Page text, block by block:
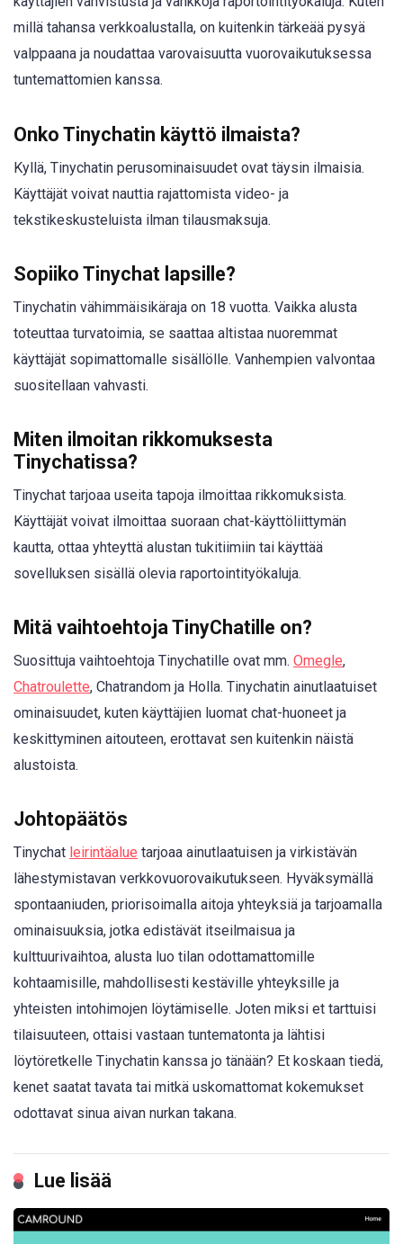
millä tahansa verkkoalustalla, on kuitenkin tärkeää pysyä
valppaana ja noudattaa varovaisuutta vuorovaikutuksessa
tuntemattomien kanssa.
Onko Tinychatin käyttö ilmaista?
Kyllä, Tinychatin perusominaisuudet ovat täysin ilmaisia.
Käyttäjät voivat nauttia rajattomista video- ja
tekstikeskusteluista ilman tilausmaksuja.
Sopiiko Tinychat lapsille?
Tinychatin vähimmäisikäraja on 18 vuotta. Vaikka alusta
toteuttaa turvatoimia, se saattaa altistaa nuoremmat
käyttäjät sopimattomalle sisällölle. Vanhempien valvontaa
suositellaan vahvasti.
Miten ilmoitan rikkomuksesta
Tinychatissa?
Tinychat tarjoaa useita tapoja ilmoittaa rikkomuksista.
Käyttäjät voivat ilmoittaa suoraan chat-käyttöliittymän
kautta, ottaa yhteyttä alustan tukitiimiin tai käyttää
sovelluksen sisällä olevia raportointityökaluja.
Mitä vaihtoehtoja TinyChatille on?
Suosittuja vaihtoehtoja Tinychatille ovat mm. Omegle,
Chatroulette, Chatrandom ja Holla. Tinychatin ainutlaatuiset
ominaisuudet, kuten käyttäjien luomat chat-huoneet ja
keskittyminen aitouteen, erottavat sen kuitenkin näistä
alustoista.
Johtopäätös
Tinychat leirintäalue tarjoaa ainutlaatuisen ja virkistävän
lähestymistavan verkkovuorovaikutukseen. Hyväksymällä
spontaaniuden, priorisoimalla aitoja yhteyksiä ja tarjoamalla
ominaisuuksia, jotka edistävät itseilmaisua ja
kulttuurivaihtoa, alusta luo tilan odottamattomille
kohtaamisille, mahdollisesti kestäville yhteyksille ja
yhteisten intohimojen löytämiselle. Joten miksi et tarttuisi
tilaisuuteen, ottaisi vastaan tuntematonta ja lähtisi
löytöretkelle Tinychatin kanssa jo tänään? Et koskaan tiedä,
kenet saatat tavata tai mitkä uskomattomat kokemukset
odottavat sinua aivan nurkan takana.
Lue lisää